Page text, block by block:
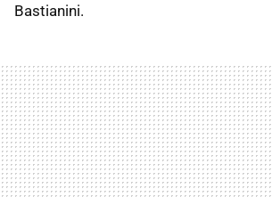
Bastianini.